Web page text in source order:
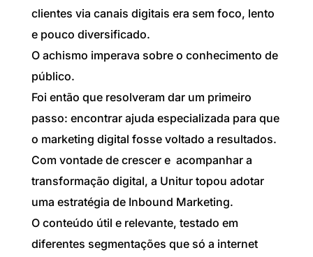
clientes via canais digitais era sem foco, lento
e pouco diversificado.
O achismo imperava sobre o conhecimento de
público.
Foi então que resolveram dar um primeiro
passo: encontrar ajuda especializada para que
o marketing digital fosse voltado a resultados.
Com vontade de crescer e acompanhar a
transformação digital, a Unitur topou adotar
uma estratégia de Inbound Marketing.
O conteúdo útil e relevante, testado em
diferentes segmentações que só a internet